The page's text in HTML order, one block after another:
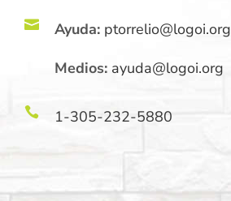
 Ayuda: ptorrelio@logoi.org
Medios: ayuda@logoi.org
 1-305-232-5880